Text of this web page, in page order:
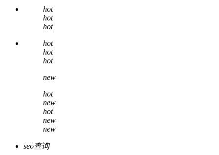
hot
hot
hot
hot
hot
hot
new
hot
new
hot
new
new
seo查询